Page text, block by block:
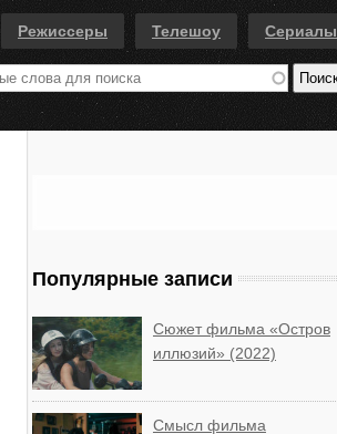
Режиссеры Телешоу Сериалы
Популярные записи
Сюжет фильма «Остров
иллюзий» (2022)
Смысл фильма